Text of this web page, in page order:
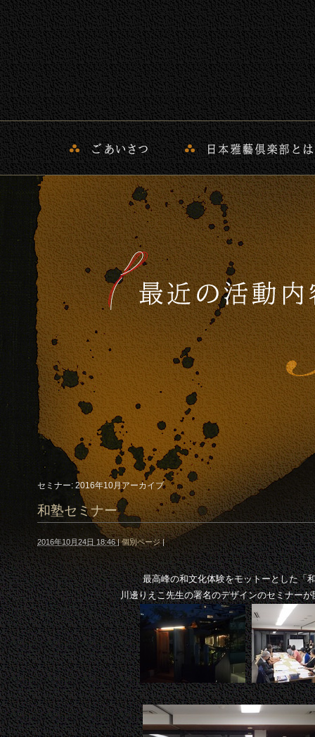
セミナー: 2016年10月アーカイブ
和塾セミナー
2016年10月24日 18:46| 個別ページ |
最高峰の和文化体験をモットーとした「
川邊りえこ先生の署名のデザインのセミナー